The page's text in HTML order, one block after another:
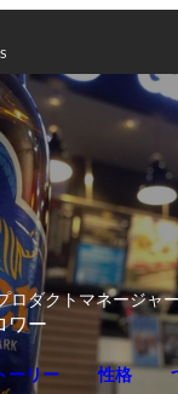
ロダクトマネージャー
ワー
ーリー 性格